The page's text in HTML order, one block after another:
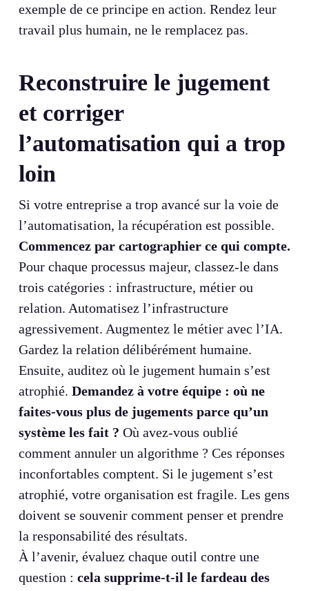
exemple de ce principe en action. Rendez leur
travail plus humain, ne le remplacez pas.
Reconstruire le jugement
et corriger
l’automatisation qui a trop
loin
Si votre entreprise a trop avancé sur la voie de
l’automatisation, la récupération est possible.
Commencez par cartographier ce qui compte.
Pour chaque processus majeur, classez-le dans
trois catégories : infrastructure, métier ou
relation. Automatisez l’infrastructure
agressivement. Augmentez le métier avec l’IA.
Gardez la relation délibérément humaine.
Ensuite, auditez où le jugement humain s’est
atrophié. Demandez à votre équipe : où ne
faites-vous plus de jugements parce qu’un
système les fait ? Où avez-vous oublié
comment annuler un algorithme ? Ces réponses
inconfortables comptent. Si le jugement s’est
atrophié, votre organisation est fragile. Les gens
doivent se souvenir comment penser et prendre
la responsabilité des résultats.
À l’avenir, évaluez chaque outil contre une
question : cela supprime-t-il le fardeau des